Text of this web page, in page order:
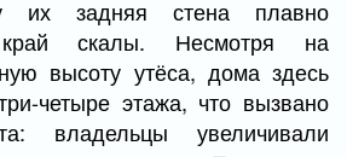
их задняя стена плавно
скалы. Несмотря на
высоту утёса, дома здесь
четыре этажа, что вызвано
владельцы увеличивали